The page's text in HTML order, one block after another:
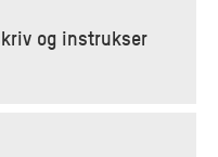
og instrukser